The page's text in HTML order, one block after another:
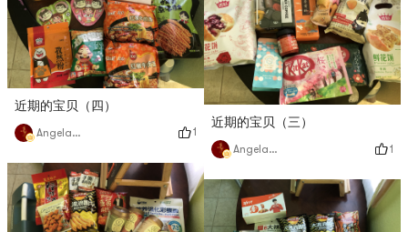
近期的宝贝（四）
Angela猫猫 1
近期的宝贝（三）
Angela猫猫 1